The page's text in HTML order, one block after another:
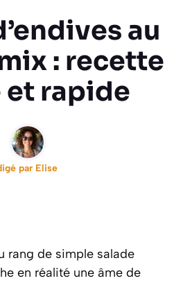
au
: recette
rapide
par Elise
rang de simple salade
en réalité une âme de